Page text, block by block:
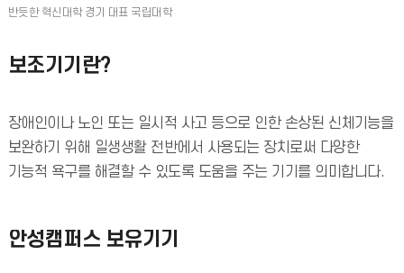
보조기기란?
장애인이나 노인 또는 일시적 사고 등으로 인한 손상된 신체기능을
보완하기 위해 일생생활 전반에서 사용되는 장치로써 다양한
기능적 욕구를 해결할 수 있도록 도움을 주는 기기를 의미합니다.
안성캠퍼스 보유기기